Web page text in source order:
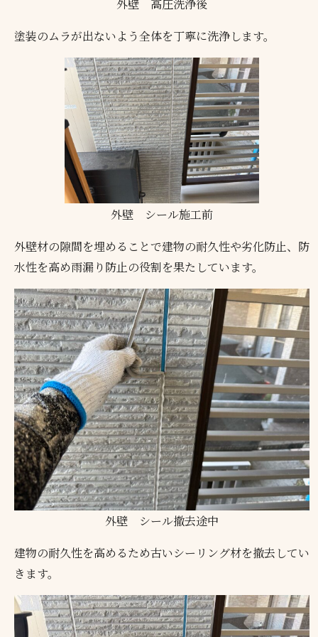
外壁 高圧洗浄後
塗装のムラが出ないよう全体を丁寧に洗浄します。
外壁 シール施工前
外壁材の隙間を埋めることで建物の耐久性や劣化防止、防
水性を高め雨漏り防止の役割を果たしています。
外壁 シール撤去途中
建物の耐久性を高めるため古いシーリング材を撤去してい
きます。